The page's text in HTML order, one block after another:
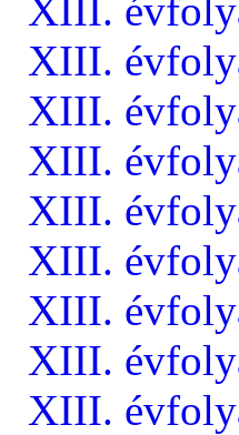
XIII.
XIII.
XIII.
XIII.
XIII.
XIII.
XIII.
XIII.
XIII.